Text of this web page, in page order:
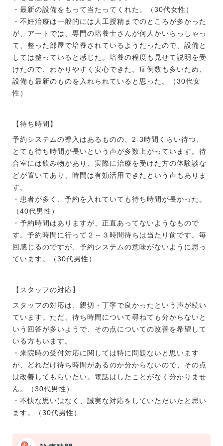
・最新の設備をもって当たってくれた。（30代女性）
・不妊治療は一般的には人工授精までのところが多かった
が、アートでは、専門の培養士さんが何人かいらっしゃっ
て、整った部屋で培養されているようだったので、設備と
しては整っていると感じた。培養の程度も見せて説明を受
けたので、わかりやすく安心できた。症例数も多いため、
設備も最新のものを入れられていると思った。（30代女
性）
【待ち時間】
予約システムの導入はあるものの、2-3時間くらい待つ、
とても待ち時間が長いという声が多数上がっています。待
合室には飲み物があり、実際に治療を受けた方の体験談な
どが置いてあり、時間は有効活用できたという声もありま
す。
・患者が多く、予約を入れていても待ち時間が長かった。
（40代男性）
・予約時間はありますが、正直あってないようなもので
す。予約時間に行って２～３時間待ちは当たり前です。毎
回感じるのですが、予約システムの意味がないように思っ
ています。（30代男性）
【スタッフの対応】
スタッフの対応は、親切・丁寧で良かったという声が続い
ています。ただ、待ち時間について尋ねても分からないと
いう回答が多いようで、その点についての改善を希望して
いる方もいます。
・来院時の受付対応に関しては特に問題ないと思います
が、どれだけ待ち時間があるのか分からないので、その点
は改善してもらいたい。電話はしたことがなく分かりませ
ん。（30代男性）
・不快な思いはなく、誠実な対応をしていただいたと思い
ます。（30代男性）